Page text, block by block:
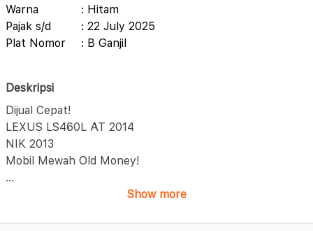
Warna
: Hitam
Pajak s/d
: 22 July 2025
Plat Nomor
: B Ganjil
Deskripsi
Dijual Cepat!
LEXUS LS460L AT 2014
NIK 2013
Mobil Mewah Old Money!
...
Show more